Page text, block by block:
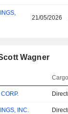
21/05/2026
Wagner
Cargo
INC.